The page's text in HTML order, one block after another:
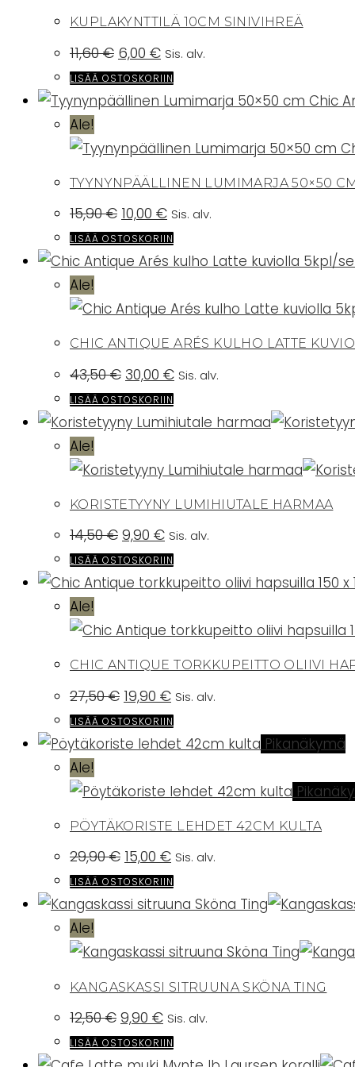
KUPLAKYNTTILÄ 10CM SINIVIHREÄ
11,60€ Alkuperäinen
hinta
oli:
11,60 €.
6,00 €Nykyinen
hinta
on:
6,00 €.
Sis. alv.
LISÄÄ OSTOSKORIIN
Ale!
TYYNYNPÄÄLLINEN LUMIMARJA 50×50
15,90€ Alkuperäinen
hinta
oli:
15,90 €.
10,00 €Nykyinen
hinta
on:
10,00 €.
Sis. alv.
LISÄÄ OSTOSKORIIN
Ale!
CHIC ANTIQUE ARÉS KULHO LATTE
43,50€ Alkuperäinen
hinta
oli:
43,50 €.
30,00 €Nykyinen
hinta
Sis. alv.
LISÄÄ OSTOSKORIIN
Ale!
KORISTETYYNY LUMIHIUTALE HARMAA
14,50€ Alkuperäinen
hinta
oli:
14,50 €.
9,90 €Nykyinen
hinta
on:
9,90 €.
Sis. alv.
LISÄÄ OSTOSKORIIN
Ale!
CHIC ANTIQUE TORKKUPEITTO OLIIVI
27,50€ Alkuperäinen
hinta
oli:
27,50 €.
19,90 €Nykyinen
hinta
on:
19,90 €.
Sis. alv.
LISÄÄ OSTOSKORIIN
Pikanäkymä
Ale!
PÖYTÄKORISTE LEHDET 42CM KULTA
29,90€ Alkuperäinen
hinta
oli:
29,90 €.
15,00 €Nykyinen
hinta
on:
15,00 €.
Sis. alv.
LISÄÄ OSTOSKORIIN
Ale!
KANGASKASSI SITRUUNA SKÖNA TING
12,50€ Alkuperäinen
hinta
oli:
12,50 €.
9,90 €Nykyinen
hinta
on:
9,90 €.
Sis. alv.
LISÄÄ OSTOSKORIIN